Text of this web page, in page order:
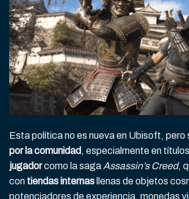
Esta política no es nueva en Ubisoft, pero
por la comunidad , especialmente en títulos
jugadorcomo la saga Assassin’s Creed,
con tiendas internas llenas de objetos
potenciadores de experiencia, monedas